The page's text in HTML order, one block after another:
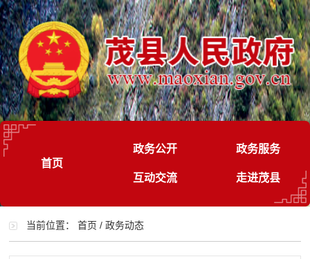
首页
政务公开 政务服务
互动交流 走进茂县
当前位置：首页 /政务动态